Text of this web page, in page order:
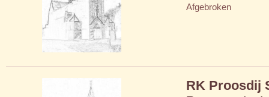
Afgebroken
RK Proosdij